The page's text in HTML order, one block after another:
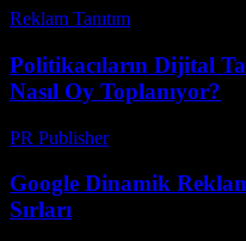
Reklam Tanıtım
Politikacıların Dijital
Nasıl Oy Toplanıyor?
PR Publisher-
Google Dinamik
Sırları